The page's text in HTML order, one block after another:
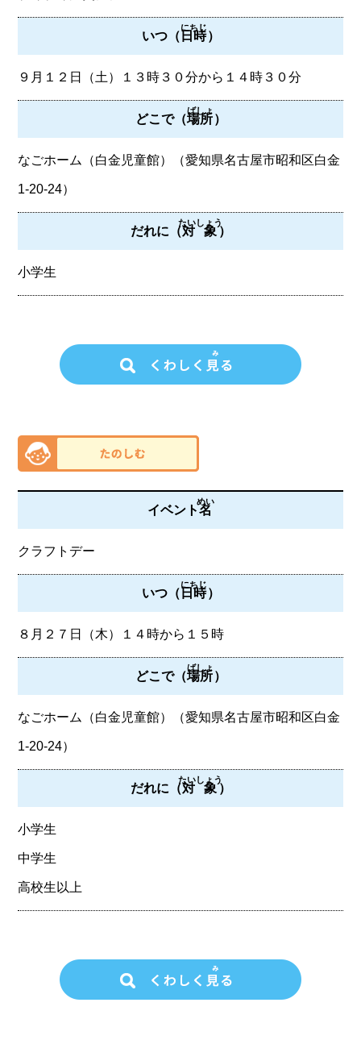
いつ（日時
にちじ
）
９月１２日（土）１３時３０分から１４時３０分
どこで（場所
ばしょ
）
なごホーム（白金児童館）（愛知県名古屋市昭和区白金
1-20-24）
だれに（対象
たいしょう
）
小学生
イベント名
めい
クラフトデー
いつ（日時
にちじ
）
８月２７日（木）１４時から１５時
どこで（場所
ばしょ
）
なごホーム（白金児童館）（愛知県名古屋市昭和区白金
1-20-24）
だれに（対象
たいしょう
）
小学生
中学生
高校生以上